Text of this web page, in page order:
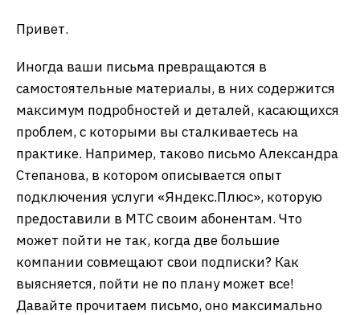
Привет.
Иногда ваши письма превращаются в
самостоятельные материалы, в них содержится
максимум подробностей и деталей, касающихся
проблем, с которыми вы сталкиваетесь на
практике. Например, таково письмо Александра
Степанова, в котором описывается опыт
подключения услуги «Яндекс.Плюс», которую
предоставили в МТС своим абонентам. Что
может пойти не так, когда две большие
компании совмещают свои подписки? Как
выясняется, пойти не по плану может все!
Давайте прочитаем письмо, оно максимально